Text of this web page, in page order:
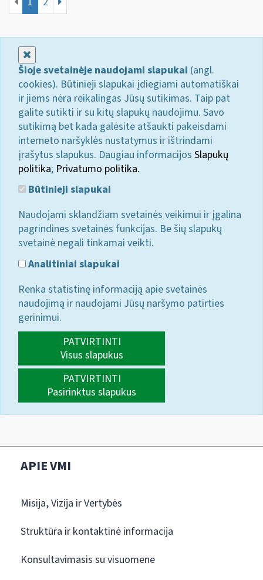
Šioje svetainėje naudojami slapukai (angl.
cookies). Būtinieji slapukai įdiegiami automatiškai
ir jiems nėra reikalingas Jūsų sutikimas. Taip pat
galite sutikti ir su kitų slapukų naudojimu. Savo
sutikimą bet kada galėsite atšaukti pakeisdami
interneto naršyklės nustatymus ir ištrindami
įrašytus slapukus. Daugiau informacijos Slapukų
politika; Privatumo politika.
Būtinieji slapukai
Naudojami sklandžiam svetainės veikimui ir įgalina
pagrindines svetainės funkcijas. Be šių slapukų
svetainė negali tinkamai veikti.
Analitiniai slapukai
Renka statistinę informaciją apie svetainės
naudojimą ir naudojami Jūsų naršymo patirties
gerinimui.
PATVIRTINTI
Visus slapukus
PATVIRTINTI
Pasirinktus slapukus
APIE VMI
Misija, Vizija ir Vertybės
Struktūra ir kontaktinė informacija
Konsultavimasis su visuomene